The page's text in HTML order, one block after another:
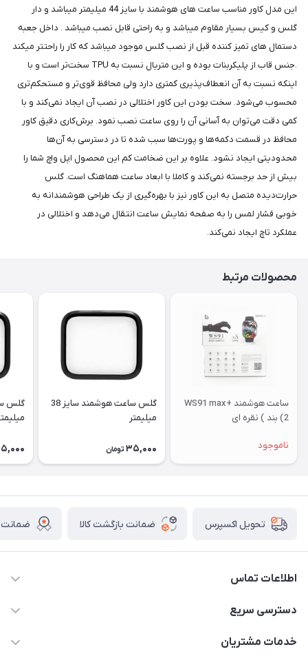
این مدل کاور مناسب ساعت های هوشمند با سایز 44 میلیمتر میباشد و دار
گلس و کیس بسیار مقاوم میباشد و به راحتی قابل نصب میباشد . داخل جعبه
دستمال های تمیز کننده قبل از نصب گلس موجود میباشد که کار را راحتتر میکند
.جنس قاب از پلیکربنات بوده و این متریال نسبت به TPU سخت‌تر است و با
اینکه نسبت به آن انعطاف‌پذیری کمتری دارد ولی محافظ قوی‌تر و مستحکم‌تری
محسوب می‌شود. سخت بودن این کاور اختلالی در نصب آن ایجاد نمی‌کند و با
کمی دقت می‌توان به آسانی آن را روی ساعت نصب نمود. برش‌کاری دقیق کاور
محافظ در قسمت دکمه‌ها و پورت‌ها سبب شده تا در دسترسی به آن‌ها
محدودیتی ایجاد نشود. علاوه بر این ضخامت کم این محصول اپل واچ شما را
بیش از حد برجسته نمی‌کند و کاملا با ابعاد ساعت هماهنگ است. گلس
حرارت‌دیده متصل به این کاور نیز با بهره‌گیری از یک طراحی هوشمندانه به
خوبی فشار لمس را به صفحه نمایش ساعت انتقال می‌دهد و اختلالی در
عملکرد تاچ ایجاد نمی‌کند.
محصولات مرتبط
ساعت هوشمند WS91 max+
(2 بند ) نقره ای
ناموجود
گلس ساعت هوشمند سایز 38
میلیمتر
35,000 تومان
تحویل اکسپرس ضمانت بازگشت کالا ضمانت
اطلاعات تماس
برای دریافت کدرهگیری پیامک دهید 09364926911
دسترسی سریع
حساب کاربری
خدمات مشتریان